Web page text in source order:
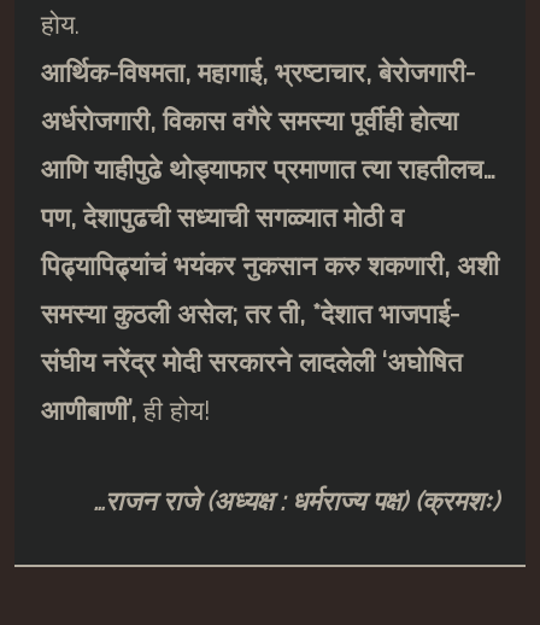
होय.
आर्थिक-विषमता, महागाई, भ्रष्टाचार, बेरोजगारी-
अर्धरोजगारी, विकास वगैरे समस्या पूर्वीही होत्या
आणि याहीपुढे थोड्याफार प्रमाणात त्या राहतीलच…
पण, देशापुढची सध्याची सगळ्यात मोठी व
पिढ्यापिढ्यांचं भयंकर नुकसान करु शकणारी, अशी
समस्या कुठली असेल; तर ती, *देशात भाजपाई-
संघीय नरेंद्र मोदी सरकारने लादलेली ‘अघोषित
आणीबाणी’,ही होय!
…राजन राजे (अध्यक्ष : धर्मराज्य पक्ष) (क्रमशः)